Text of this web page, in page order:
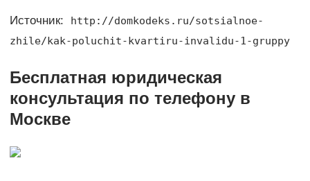
Источник:
http://domkodeks.ru/sotsialnoe-
zhile/kak-poluchit-kvartiru-invalidu-1-gruppy
Бесплатная юридическая
консультация по телефону в
Москве